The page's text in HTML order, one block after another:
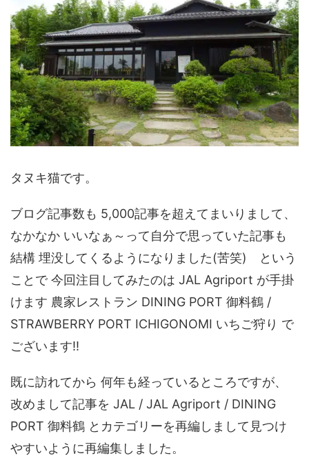
タヌキ猫です。
ブログ記事数も 5,000記事を超えてまいりまして、
なかなか いいなぁ～って自分で思っていた記事も
結構 埋没してくるようになりました(苦笑) という
ことで 今回注目してみたのは JAL Agriport が手掛
けます 農家レストラン DINING PORT 御料鶴 /
STRAWBERRY PORT ICHIGONOMI いちご狩り で
ございます!!
既に訪れてから 何年も経っているところですが、
改めまして記事を JAL / JAL Agriport / DINING
PORT 御料鶴 とカテゴリーを再編しまして見つけ
やすいように再編集しました。